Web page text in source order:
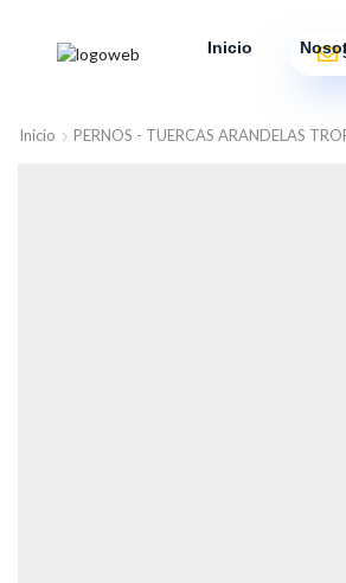
Inicio
Inicio PERNOS - TUERCAS ARANDELAS